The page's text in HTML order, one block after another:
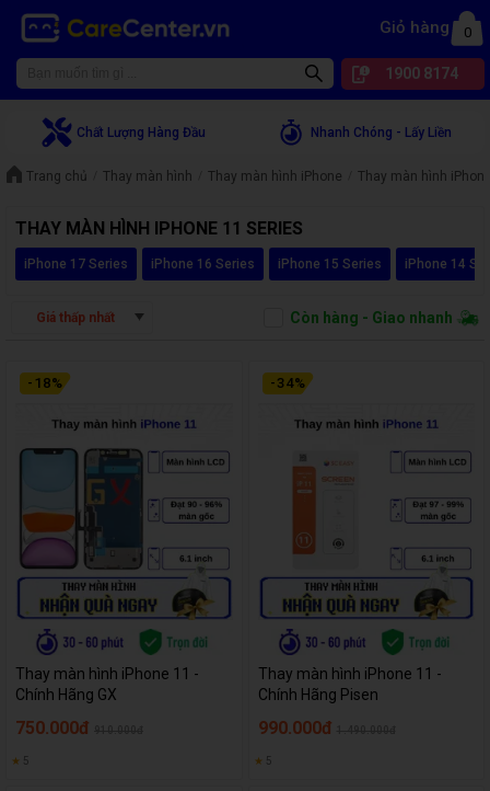
Giỏ hàng 0
1900 8174
Chất Lượng Hàng Đầu Nhanh Chóng - Lấy Liền
Trang chủ Thay màn hình Thay màn hình iPhone Thay màn hình
THAY MÀN HÌNH IPHONE 11 SERIES
iPhone 17 Series iPhone 16 Series iPhone 15 Series iPhone 14
Giá thấp nhất Còn hàng - Giao nhanh
- 18%
Thay màn hình iPhone 11 -
Chính Hãng GX
750.000đ
★ 5
- 34%
Thay màn hình iPhone 11 -
Chính Hãng Pisen
990.000đ
★ 5